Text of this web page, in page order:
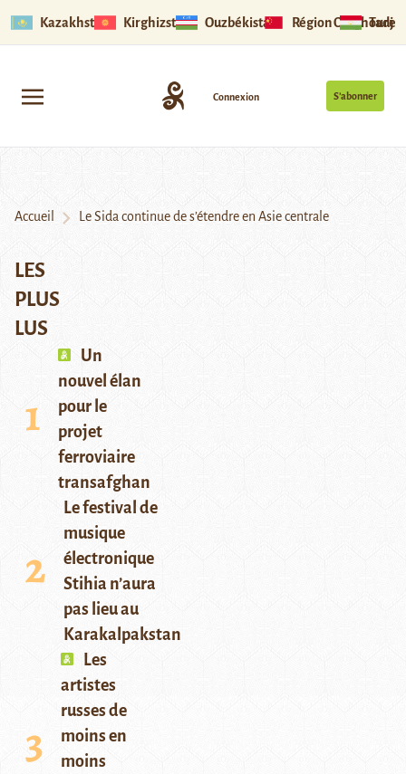
Kazakhstan Kirghizstan Ouzbékistan Région Ouïghoure
S’abonner
Connexion
Accueil Le Sida continue de s’étendre en Asie centrale
LES
PLUS
LUS
Un
nouvel élan
pour le
projet
ferroviaire
transafghan
Le festival de
musique
électronique
Stihia n’aura
pas lieu au
Karakalpakstan
Les
artistes
russes de
moins en
moins